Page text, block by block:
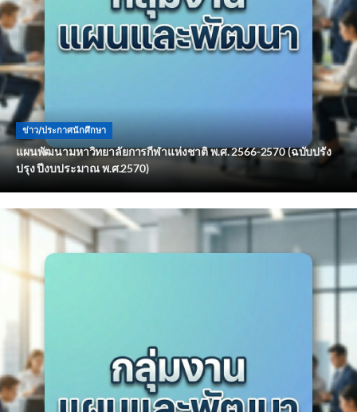
ข่าว/ประกาศนักศึกษา
แผนพัฒนามหาวิทยาลัยการกีฬาแห่งชาติ พ.ศ. 2566-2570 (ฉบับปรัง
ปรุง ปีงบประมาณ พ.ศ.2570)